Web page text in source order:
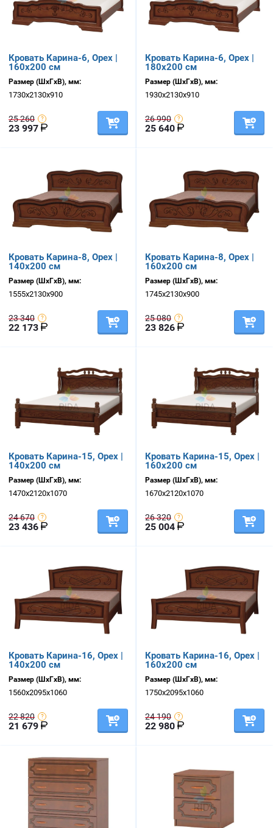
Кровать Карина-6, Орех |
160х200 см
Размер (ШхГхВ), мм:
1730х2130х910
25 260
23 997
Кровать Карина-6, Орех |
180х200 см
Размер (ШхГхВ), мм:
1930х2130х910
26 990
25 640
Кровать Карина-8, Орех |
140х200 см
Размер (ШхГхВ), мм:
1555х2130х900
23 340
22 173
Кровать Карина-8, Орех |
160х200 см
Размер (ШхГхВ), мм:
1745х2130х900
25 080
23 826
Кровать Карина-15, Орех |
140х200 см
Размер (ШхГхВ), мм:
1470х2120х1070
24 670
23 436
Кровать Карина-15, Орех |
160х200 см
Размер (ШхГхВ), мм:
1670х2120х1070
26 320
25 004
Кровать Карина-16, Орех |
140х200 см
Размер (ШхГхВ), мм:
1560х2095х1060
22 820
21 679
Кровать Карина-16, Орех |
160х200 см
Размер (ШхГхВ), мм:
1750х2095х1060
24 190
22 980